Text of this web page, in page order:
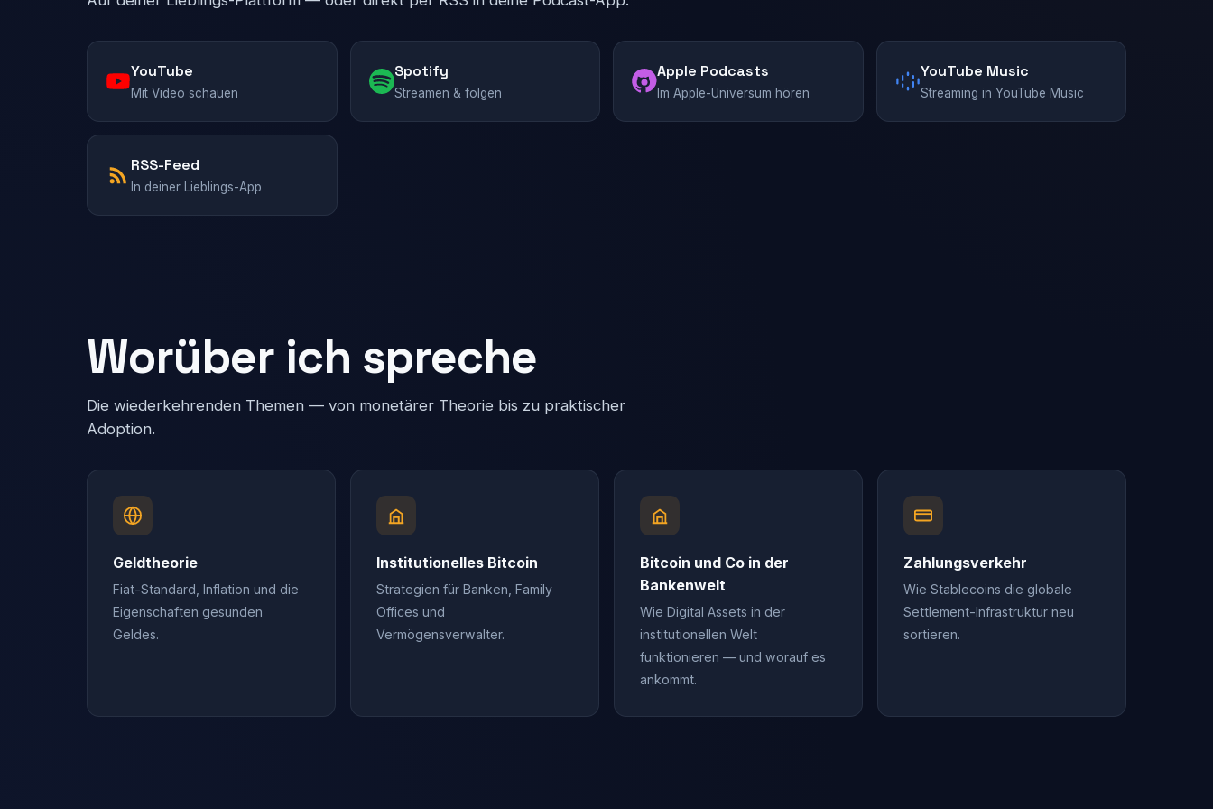
YouTube
Mit Video schauen
Spotify
Streamen & folgen
Apple Podcasts
Im Apple-Universum hören
YouTube Music
Streaming in YouTube Music
RSS-Feed
In deiner Lieblings-App
Worüber ich spreche
Die wiederkehrenden Themen — von monetärer Theorie bis zu praktischer
Adoption.
Geldtheorie
Fiat-Standard, Inflation und die
Eigenschaften gesunden
Geldes.
Institutionelles Bitcoin
Strategien für Banken, Family
Offices und
Vermögensverwalter.
Bitcoin und Co in der
Bankenwelt
Wie Digital Assets in der
institutionellen Welt
funktionieren — und worauf es
ankommt.
Zahlungsverkehr
Wie Stablecoins die globale
Settlement-Infrastruktur neu
sortieren.